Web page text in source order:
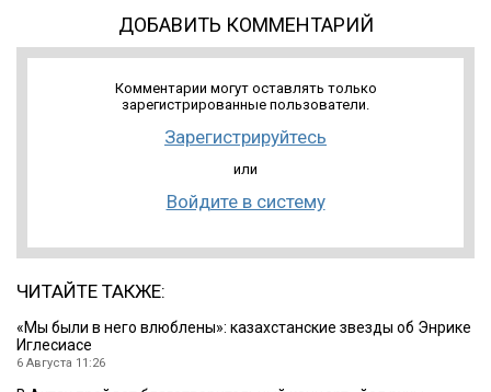
ДОБАВИТЬ КОММЕНТАРИЙ
Комментарии могут оставлять только
зарегистрированные пользователи.
Зарегистрируйтесь
или
Войдите в систему
ЧИТАЙТЕ ТАКЖЕ:
«Мы были в него влюблены»: казахстанские звезды об Энрике
Иглесиасе
6 Августа 11:26